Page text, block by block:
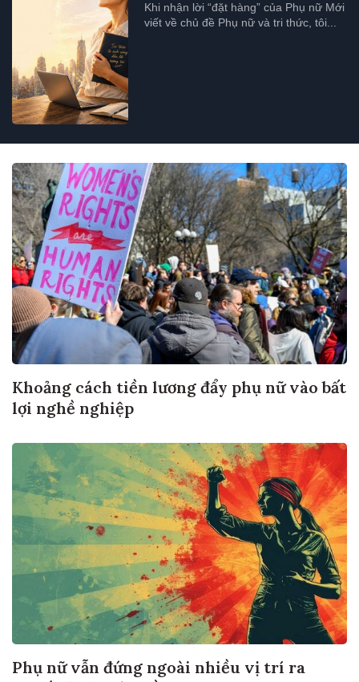
Khi nhận lời “đặt hàng” của Phụ nữ Mới
viết về chủ đề Phụ nữ và tri thức, tôi...
Khoảng cách tiền lương đẩy phụ nữ vào bất
lợi nghề nghiệp
Phụ nữ vẫn đứng ngoài nhiều vị trí ra